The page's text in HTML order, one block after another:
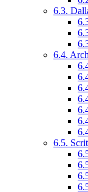
6.3.
6.4.
6.5.